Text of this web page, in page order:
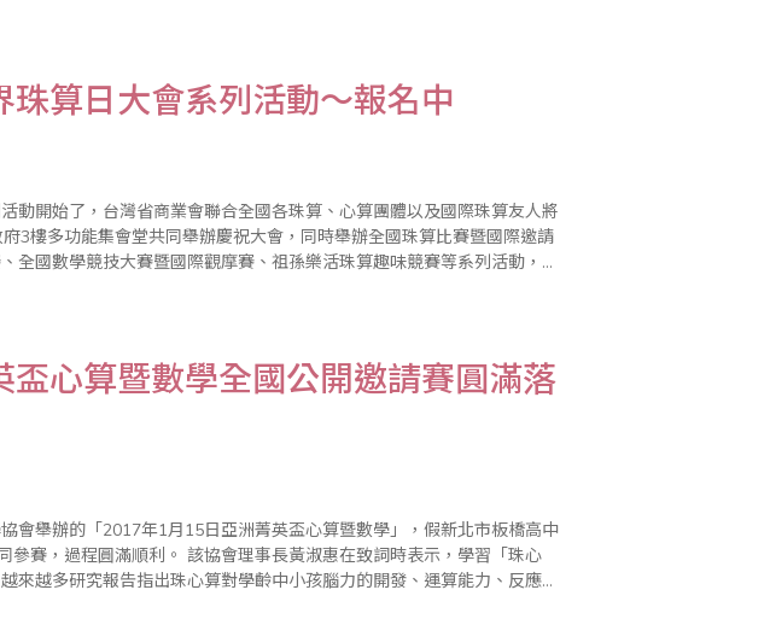
算日大會系列活動～報名中
動開始了，台灣省商業會聯合全國各珠算、心算團體以及國際珠算友人將
3樓多功能集會堂共同舉辦慶祝大會，同時舉辦全國珠算比賽暨國際邀請
全國數學競技大賽暨國際觀摩賽、祖孫樂活珠算趣味競賽等系列活動，歡
心算暨數學全國公開邀請賽圓滿落
會舉辦的「2017年1月15日亞洲菁英盃心算暨數學」，假新北市板橋高中
會理事長黃淑惠在致詞時表示，學習「珠心
來越多研究報告指出珠心算對學齡中小孩腦力的開發、運算能力、反應能